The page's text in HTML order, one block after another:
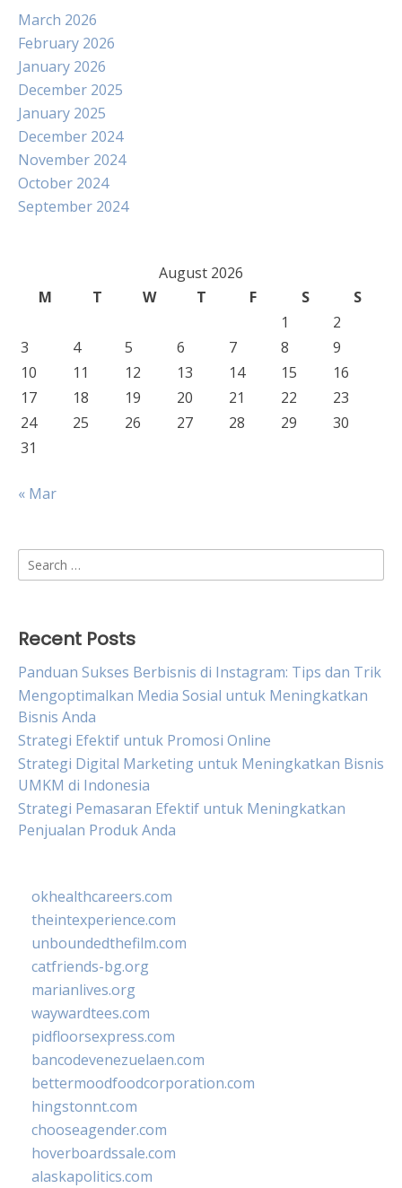
March 2026
February 2026
January 2026
December 2025
January 2025
December 2024
November 2024
October 2024
September 2024
August 2026
M
T W T F S
S
1
2
3
4 5 6 7 8
9
10
11 12 13 14 15
16
17
18 19 20 21 22
23
24
25 26 27 28 29
30
31
« Mar
Search
for:
Recent Posts
Panduan Sukses Berbisnis di Instagram: Tips dan Trik
Mengoptimalkan Media Sosial untuk Meningkatkan
Bisnis Anda
Strategi Efektif untuk Promosi Online
Strategi Digital Marketing untuk Meningkatkan Bisnis
UMKM di Indonesia
Strategi Pemasaran Efektif untuk Meningkatkan
Penjualan Produk Anda
okhealthcareers.com
theintexperience.com
unboundedthefilm.com
catfriends-bg.org
marianlives.org
waywardtees.com
pidfloorsexpress.com
bancodevenezuelaen.com
bettermoodfoodcorporation.com
hingstonnt.com
chooseagender.com
hoverboardssale.com
alaskapolitics.com